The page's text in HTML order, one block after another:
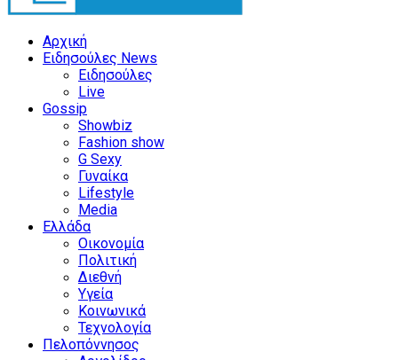
Αρχική
Ειδησούλες News
Ειδησούλες
Live
Gossip
Showbiz
Fashion show
G Sexy
Γυναίκα
Lifestyle
Media
Ελλάδα
Οικονομία
Πολιτική
Διεθνή
Υγεία
Κοινωνικά
Τεχνολογία
Πελοπόννησος